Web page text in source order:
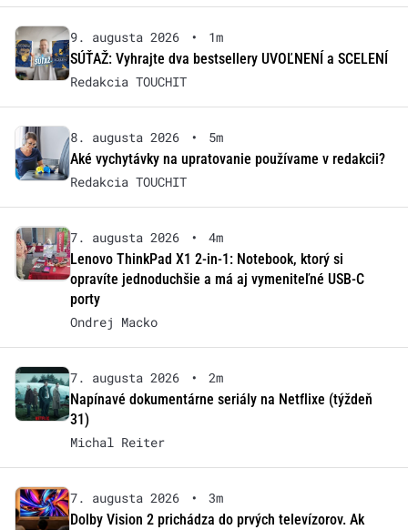
9. augusta 2026 •
1m
SÚŤAŽ: Vyhrajte dva bestsellery UVOĽNENÍ a SCELENÍ
Redakcia TOUCHIT
8. augusta 2026 •
5m
Aké vychytávky na upratovanie používame v redakcii?
Redakcia TOUCHIT
7. augusta 2026 •
4m
Lenovo ThinkPad X1 2-in-1: Notebook, ktorý si
opravíte jednoduchšie a má aj vymeniteľné USB-C
porty
Ondrej Macko
7. augusta 2026 •
2m
Napínavé dokumentárne seriály na Netflixe (týždeň
31)
Michal Reiter
7. augusta 2026 •
3m
Dolby Vision 2 prichádza do prvých televízorov. Ak